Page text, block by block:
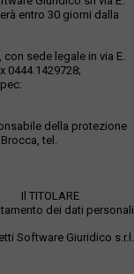
entro 30 giorni dalla
sede legale in via E.
0444.1429728;
della protezione
tel.
Il TITOLARE
dei dati personali
Software Giuridico s.r.l.